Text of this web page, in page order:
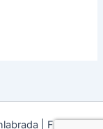
| Funciona